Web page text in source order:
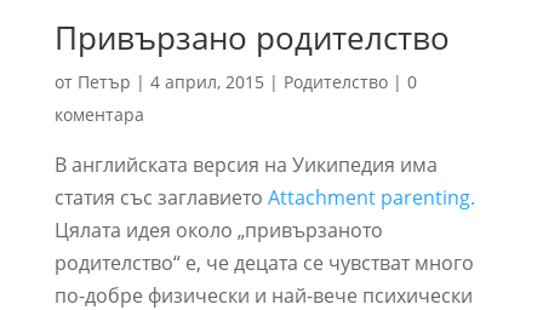
Привързано родителство
от Петър | 4 април, 2015 | Родителство| 0
коментара
В английската версия на Уикипедия има
статия със заглавието Attachment parenting.
Цялата идея около „привързаното
родителство“ е, че децата се чувстват много
по-добре физически и най-вече психически